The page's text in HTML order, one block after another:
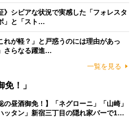
》シビアな状況で実感した「フォレスタ
」と「スト…
れが軽？」と戸惑うのには理由があっ
さらなる躍進…
一覧を見る
！」
の昼酒御免！】「ネグローニ」「山崎」
ッタン」新宿三丁目の隠れ家バーで1…